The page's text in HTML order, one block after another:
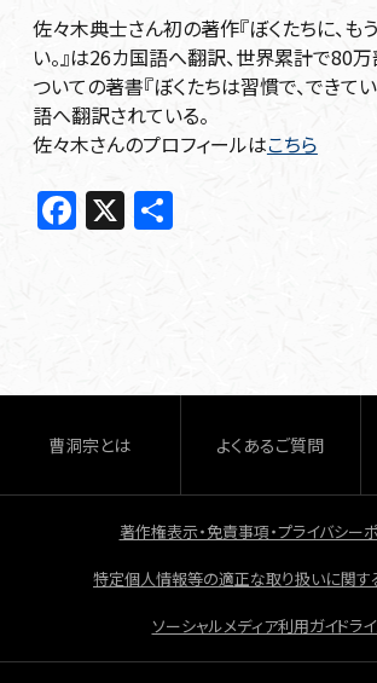
佐々木典士さん初の著作『ぼくたちに、も
い。』は26カ国語へ翻訳、世界累計で80
ついての著書『ぼくたちは習慣で、できて
語へ翻訳されている。
佐々木さんのプロフィールはこちら
F
o
o
k
X 共
曹洞宗とは よくあるご質問
著作権表示・免責事項・プライバシー
特定個人情報等の適正な取り扱いに関す
ソーシャルメディア利用ガイドラ